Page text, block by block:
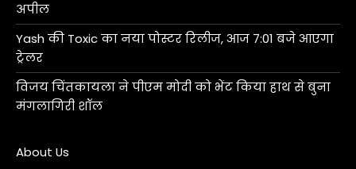
अपील
Yash की Toxic का नया पोस्टर रिलीज, आज 7:01 बजे आएगा
ट्रेलर
विजय चिंतकायला ने पीएम मोदी को भेंट किया हाथ से बुना
मंगलागिरी शॉल
About Us